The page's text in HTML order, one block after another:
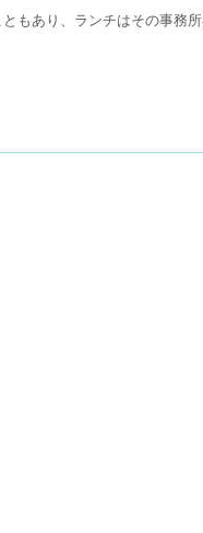
もあり、ランチはその事務